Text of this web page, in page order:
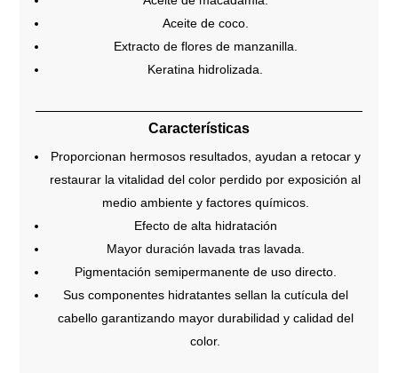
Aceite de coco.
Extracto de flores de manzanilla.
Keratina hidrolizada.
Características
Proporcionan hermosos resultados, ayudan a retocar y
restaurar la vitalidad del color perdido por exposición al
medio ambiente y factores químicos.
Efecto de alta hidratación
Mayor duración lavada tras lavada.
Pigmentación semipermanente de uso directo.
Sus componentes hidratantes sellan la cutícula del
cabello garantizando mayor durabilidad y calidad del
color.